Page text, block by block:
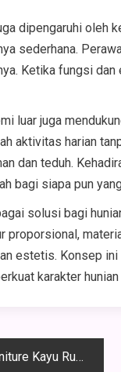
dipengaruhi oleh
sederhana.
Ketika fungsi
luar juga
aktivitas harian
dan teduh.
bagi siapa pun
solusi bagi
proporsional,
estetis. Konsep
karakter
agar Tahan Lama